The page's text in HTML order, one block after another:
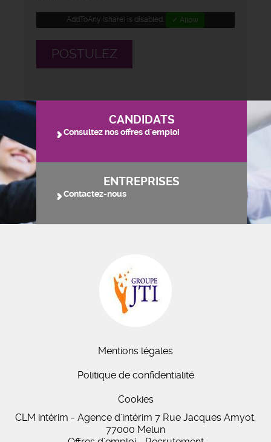
AddToAny (share) is disabled. ✓ Allow
POSTULEZ
CANDIDATS
Consultez nos offres d'emploi
ENTREPRISES
Contactez-nous
Mentions légales
Politique de confidentialité
Cookies
CLM intérim - Agence d'intérim 7 Rue Jacques Amyot,
77000 Melun